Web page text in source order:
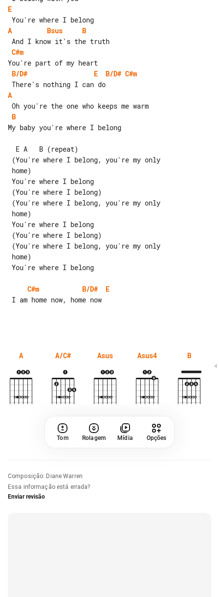
E
A
Bsus
B
C#m
B/D#
E B/D# C#m
A
B
My baby you're where I belong
C#m B/D#
E
A A/C# Asus Asus4 B
4
Tom Rolagem Mídia Opções
Composição: Diane Warren
Essa informação está errada?
Enviar revisão